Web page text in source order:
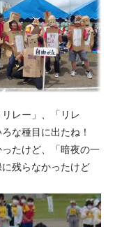
レー」、「リレ
な種目に出たね！
たけど、「暗夜の一
残らなかったけど